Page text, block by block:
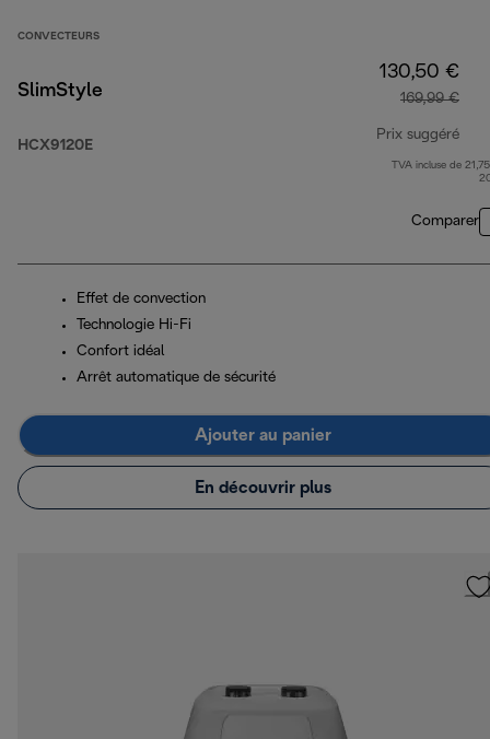
CONVECTEURS
SlimStyle
HCX9120E
130,50 €
169,99 €
Prix suggéré
prix
TVA incluse de
Comparer
Effet de convection
Technologie Hi-Fi
Confort idéal
Arrêt automatique de sécurité
Ajouter au panier
En découvrir plus